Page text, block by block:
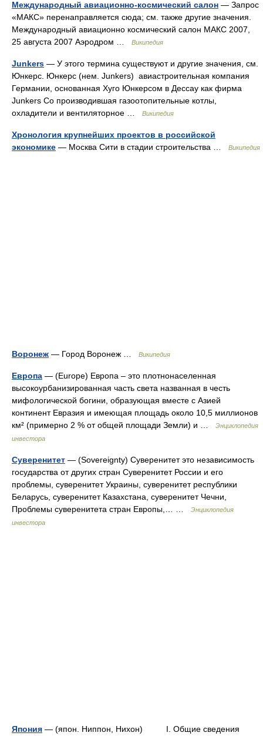
Международный авиационно-космический салон — Запрос
«МАКС» перенаправляется сюда; см. также другие значения.
Международный авиационно космический салон МАКС 2007,
25 августа 2007 Аэродром …
Википедия
Junkers — У этого термина существуют и другие значения, см.
Юнкерс. Юнкерс (нем. Junkers) авиастроительная компания
Германии, основанная Хуго Юнкерсом в Дессау как фирма
Junkers Co производившая газоотопительные котлы,
охладители и вентиляторное …
Википедия
Хронология крупнейших проектов в российской
экономике — Москва Сити в стадии строительства … Википедия
Воронеж — Город Воронеж … Википедия
Европа — (Europe) Европа – это плотнонаселенная
высокоурбанизированная часть света названная в честь
мифологической богини, образующая вместе с Азией
континент Евразия и имеющая площадь около 10,5 миллионов
км² (примерно 2 % от общей площади Земли) и …
Энциклопедия
инвестора
Суверенитет — (Sovereignty) Суверенитет это независимость
государства от других стран Суверенитет России и его
проблемы, суверенитет Украины, суверенитет республики
Беларусь, суверенитет Казахстана, суверенитет Чечни,
Проблемы суверенитета стран Европы,… …
Энциклопедия
инвестора
Япония — (япон. Ниппон, Нихон) I. Общие сведения